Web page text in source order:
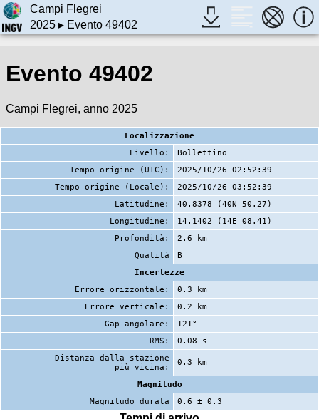
Campi Flegrei
2025▸ Evento 49402
Evento 49402
Campi Flegrei, anno 2025
Localizzazione
Livello:
Bollettino
Tempo origine (UTC):
2025/10/26 02:52:39
Tempo origine (Locale):
2025/10/26 03:52:39
Latitudine:
40.8378 (40N 50.27)
Longitudine:
14.1402 (14E 08.41)
Profondità:
2.6 km
Qualità
B
Incertezze
Errore orizzontale:
0.3 km
Errore verticale:
0.2 km
Gap angolare:
121°
RMS:
0.08 s
Distanza dalla stazione
più vicina:
0.3 km
Magnitudo
Magnitudo durata
0.6 ± 0.3